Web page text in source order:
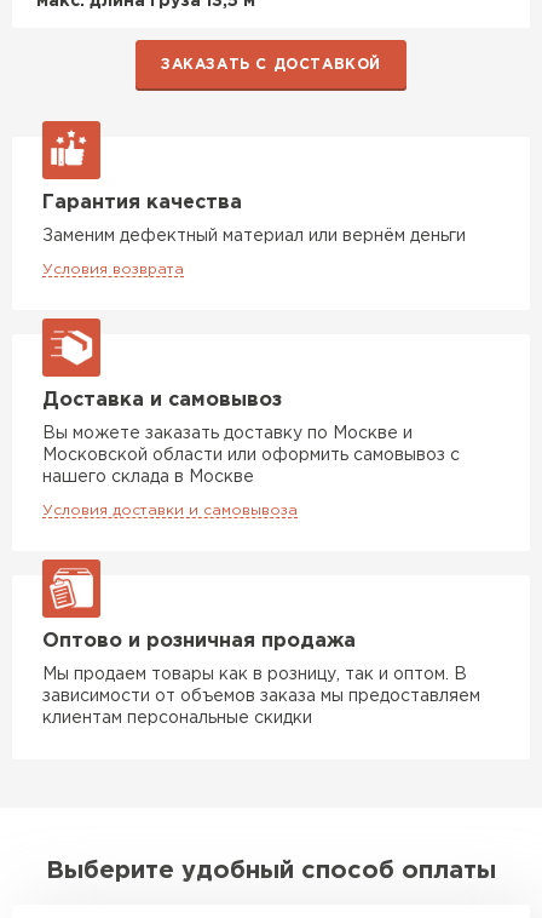
ЗАКАЗАТЬ С ДОСТАВКОЙ
Гарантия качества
Заменим дефектный материал или вернём деньги
Условия возврата
Доставка и самовывоз
Вы можете заказать доставку по Москве и
Московской области или оформить самовывоз с
нашего склада в Москве
Условия доставки и самовывоза
Оптово и розничная продажа
Мы продаем товары как в розницу, так и оптом. В
зависимости от объемов заказа мы предоставляем
клиентам персональные скидки
Выберите удобный способ оплаты